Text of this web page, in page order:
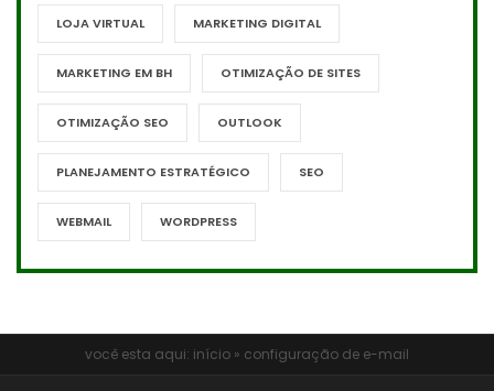
LOJA VIRTUAL MARKETING DIGITAL
MARKETING EM BH OTIMIZAÇÃO DE SITES
OTIMIZAÇÃO SEO OUTLOOK
PLANEJAMENTO ESTRATÉGICO SEO
WEBMAIL WORDPRESS
você esta aqui: início » configuração de e-mail